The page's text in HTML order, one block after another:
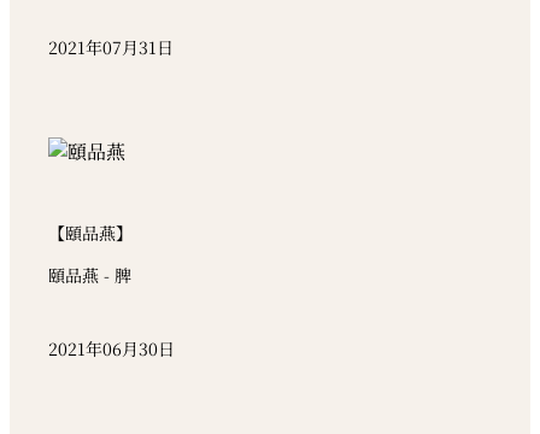
2021年07月31日
【頤品燕】
頤品燕 - 脾
2021年06月30日